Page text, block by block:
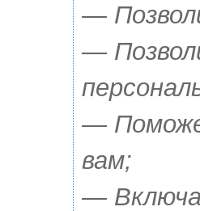
—
—
—
вам;
—